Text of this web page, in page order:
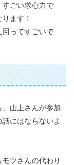
すごい求心力で
ます！
回ってすごいで
山上さんが参加
にはならないよ
ツさんの代わり